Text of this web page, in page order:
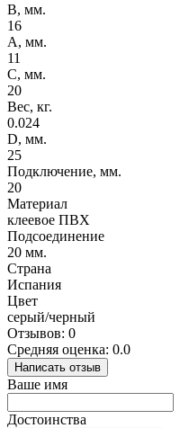
B, мм.
16
A, мм.
11
C, мм.
20
Вес, кг.
0.024
D, мм.
25
Подключение, мм.
20
Материал
клеевое ПВХ
Подсоединение
20 мм.
Страна
Испания
Цвет
серый/черный
Отзывов: 0
Средняя оценка: 0.0
Написать отзыв
Ваше имя
Достоинства